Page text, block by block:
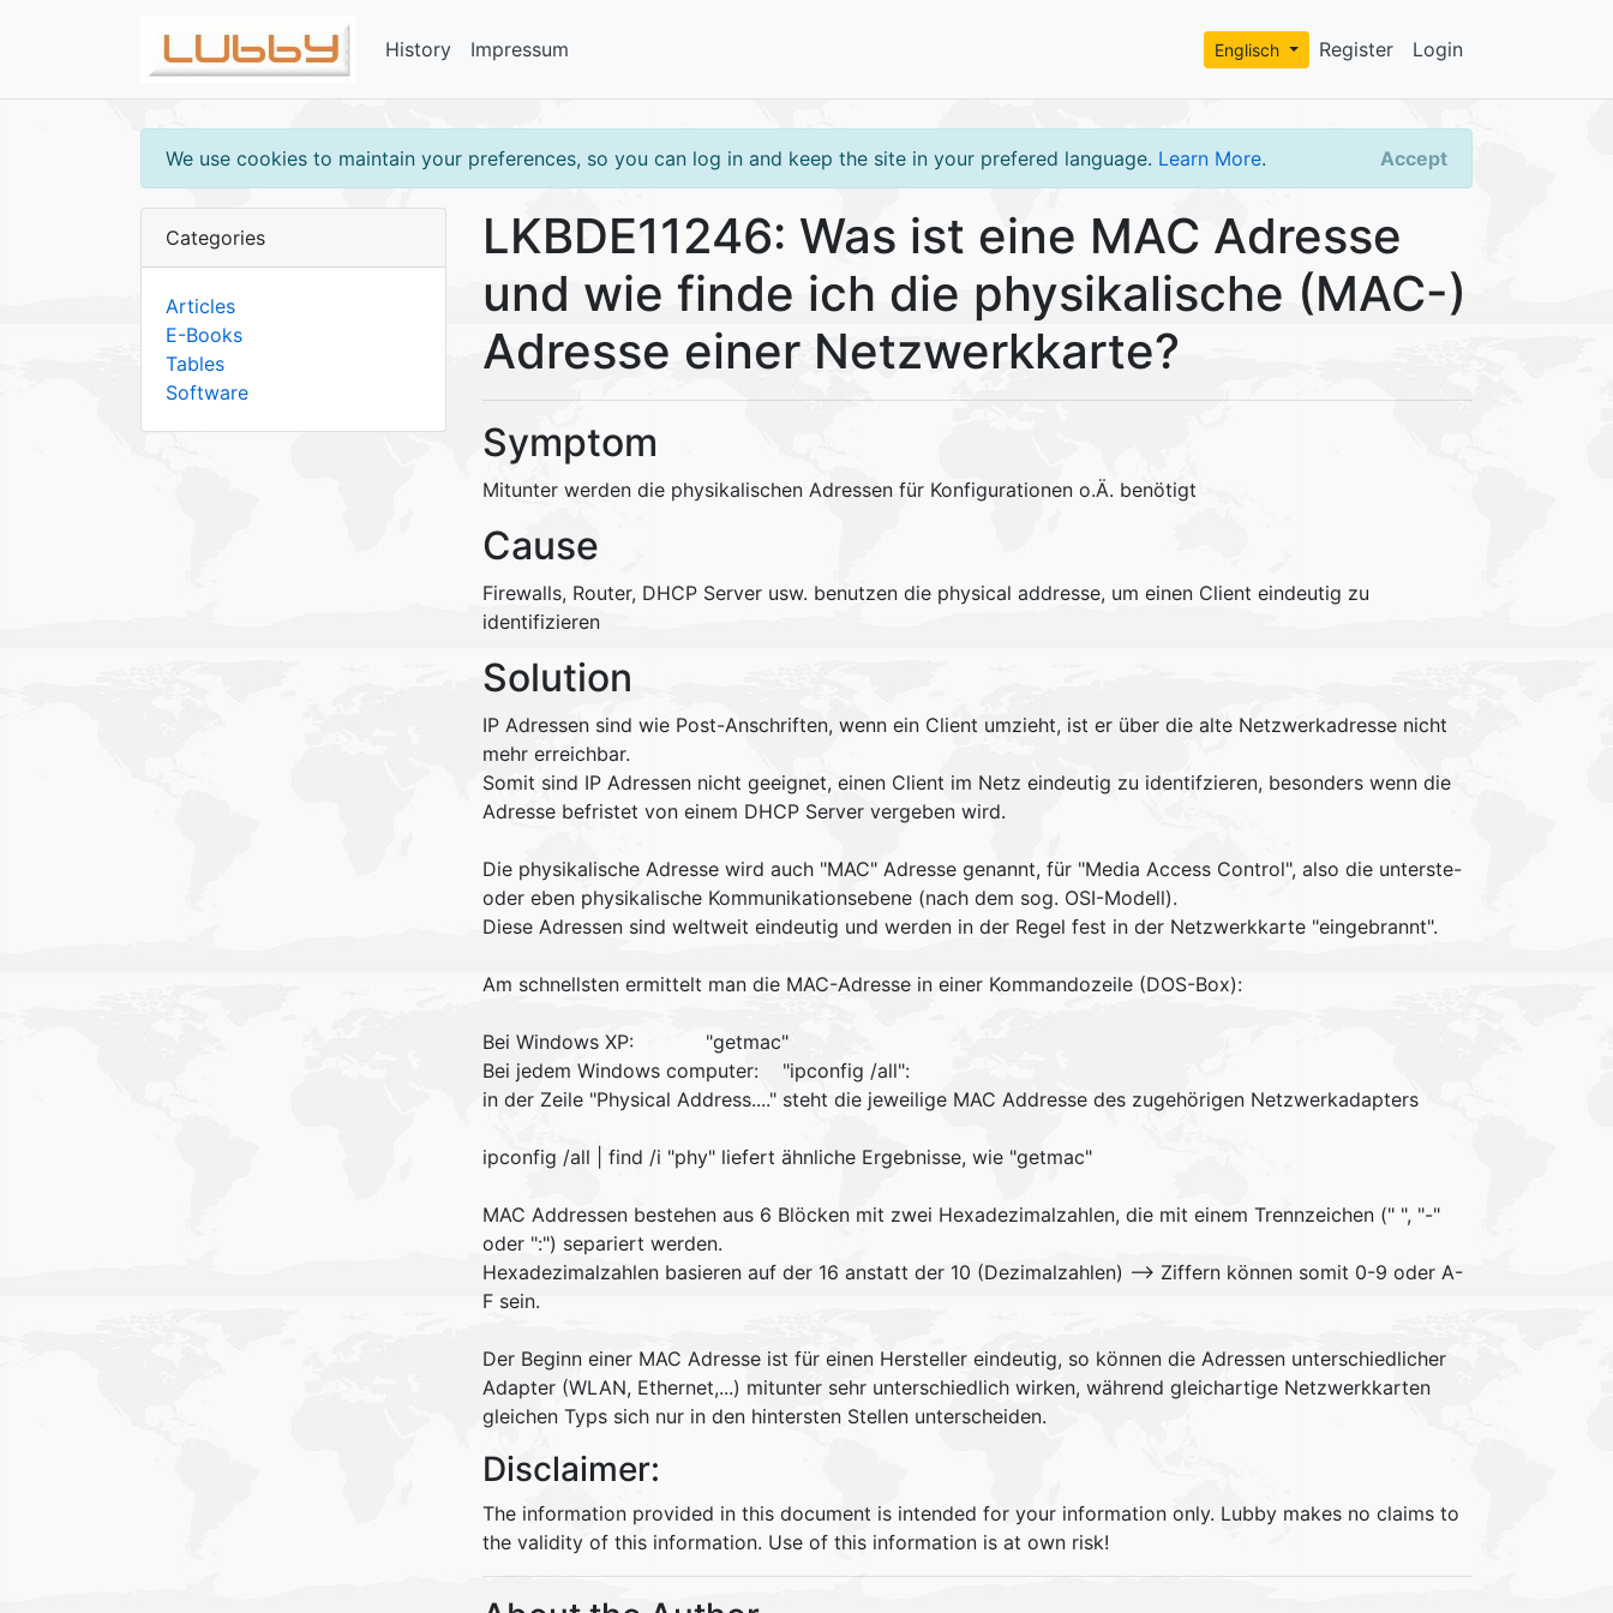
Register Login
Englisch
History Impressum
We use cookies to maintain your preferences, so you can log in and keep the site in your prefered language. Learn More. Accept
Categories
Articles
E-Books
Tables
Software
LKBDE11246: Was ist eine MAC Adresse
und wie finde ich die physikalische (MAC-)
Adresse einer Netzwerkkarte?
Symptom
Mitunter werden die physikalischen Adressen für Konfigurationen o.Ä. benötigt
Cause
Firewalls, Router, DHCP Server usw. benutzen die physical addresse, um einen Client eindeutig zu
identifizieren
Solution
IP Adressen sind wie Post-Anschriften, wenn ein Client umzieht, ist er über die alte Netzwerkadresse nicht
mehr erreichbar.
Somit sind IP Adressen nicht geeignet, einen Client im Netz eindeutig zu identifzieren, besonders wenn die
Adresse befristet von einem DHCP Server vergeben wird.
Die physikalische Adresse wird auch "MAC" Adresse genannt, für "Media Access Control", also die unterste-
oder eben physikalische Kommunikationsebene (nach dem sog. OSI-Modell).
Diese Adressen sind weltweit eindeutig und werden in der Regel fest in der Netzwerkkarte "eingebrannt".
Am schnellsten ermittelt man die MAC-Adresse in einer Kommandozeile (DOS-Box):
Bei Windows XP: "getmac"
Bei jedem Windows computer: "ipconfig /all":
in der Zeile "Physical Address...." steht die jeweilige MAC Addresse des zugehörigen Netzwerkadapters
ipconfig /all | find /i "phy" liefert ähnliche Ergebnisse, wie "getmac"
MAC Addressen bestehen aus 6 Blöcken mit zwei Hexadezimalzahlen, die mit einem Trennzeichen (" ", "-"
oder ":") separiert werden.
Hexadezimalzahlen basieren auf der 16 anstatt der 10 (Dezimalzahlen) --> Ziffern können somit 0-9 oder A-
F sein.
Der Beginn einer MAC Adresse ist für einen Hersteller eindeutig, so können die Adressen unterschiedlicher
Adapter (WLAN, Ethernet,...) mitunter sehr unterschiedlich wirken, während gleichartige Netzwerkkarten
gleichen Typs sich nur in den hintersten Stellen unterscheiden.
Disclaimer:
The information provided in this document is intended for your information only. Lubby makes no claims to
the validity of this information. Use of this information is at own risk!